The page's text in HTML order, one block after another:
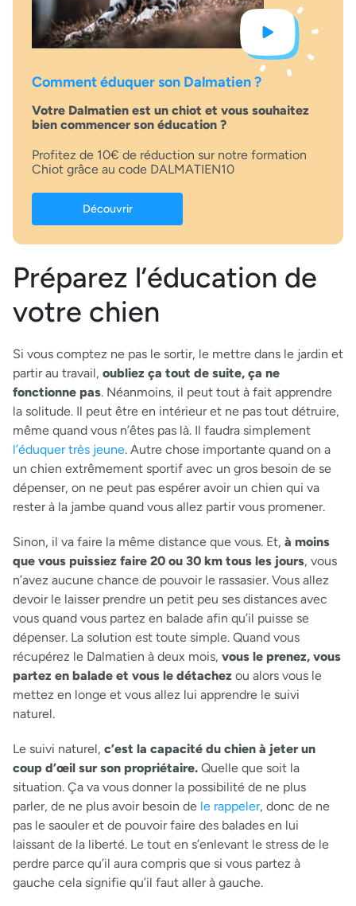
Comment éduquer son Dalmatien ?
Votre Dalmatien est un chiot et vous souhaitez
bien commencer son éducation ?
Profitez de 10€ de réduction sur notre formation
Chiot grâce au code DALMATIEN10
Découvrir
Préparez l’éducation de
votre chien
Si vous comptez ne pas le sortir, le mettre dans le jardin et
partir au travail, oubliez ça tout de suite, ça ne
fonctionne pas. Néanmoins, il peut tout à fait apprendre
la solitude. Il peut être en intérieur et ne pas tout détruire,
même quand vous n’êtes pas là. Il faudra simplement
l’éduquer très jeune. Autre chose importante quand on a
un chien extrêmement sportif avec un gros besoin de se
dépenser, on ne peut pas espérer avoir un chien qui va
rester à la jambe quand vous allez partir vous promener.
Sinon, il va faire la même distance que vous. Et, à moins
que vous puissiez faire 20 ou 30 km tous les jours, vous
n’avez aucune chance de pouvoir le rassasier. Vous allez
devoir le laisser prendre un petit peu ses distances avec
vous quand vous partez en balade afin qu’il puisse se
dépenser. La solution est toute simple. Quand vous
récupérez le Dalmatien à deux mois, vous le prenez, vous
partez en balade et vous le détachez ou alors vous le
mettez en longe et vous allez lui apprendre le suivi
naturel.
Le suivi naturel, c’est la capacité du chien à jeter un
coup d’œil sur son propriétaire. Quelle que soit la
situation. Ça va vous donner la possibilité de ne plus
parler, de ne plus avoir besoin de le rappeler, donc de ne
pas le saouler et de pouvoir faire des balades en lui
laissant de la liberté. Le tout en s’enlevant le stress de le
perdre parce qu’il aura compris que si vous partez à
gauche cela signifie qu’il faut aller à gauche.